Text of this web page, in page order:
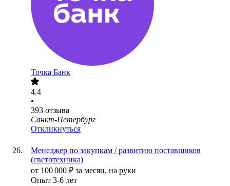
Точка Банк
4.4
•
393 отзыва
Санкт-Петербург
Откликнуться
Менеджер по закупкам / развитию поставщиков
(светотехника)
от 100 000 ₽ за месяц, на руки
Опыт 3-6 лет